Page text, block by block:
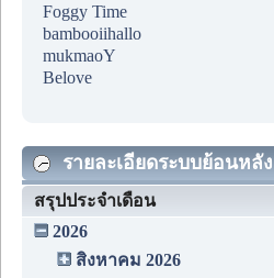
Foggy Time
bambooiihallo
mukmaoY
Belove
รายละเอียดระบบย้อนหลัง
สรุปประจำเดือน
2026
สิงหาคม 2026